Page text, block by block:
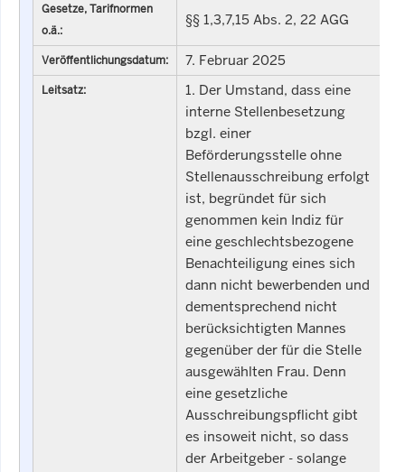
Gesetze, Tarifnormen
o.ä.:
§§ 1,3,7,15 Abs. 2, 22 AGG
Veröffentlichungsdatum: 7. Februar 2025
Leitsatz:
1. Der Umstand, dass eine
interne Stellenbesetzung
bzgl. einer
Beförderungsstelle ohne
Stellenausschreibung erfolgt
ist, begründet für sich
genommen kein Indiz für
eine geschlechtsbezogene
Benachteiligung eines sich
dann nicht bewerbenden und
dementsprechend nicht
berücksichtigten Mannes
gegenüber der für die Stelle
ausgewählten Frau. Denn
eine gesetzliche
Ausschreibungspflicht gibt
es insoweit nicht, so dass
der Arbeitgeber - solange